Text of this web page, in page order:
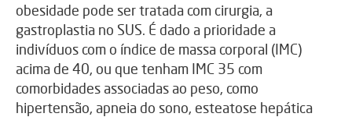
obesidade pode ser tratada com cirurgia, a
gastroplastia no SUS. É dado a prioridade a
indivíduos com o índice de massa corporal (IMC)
acima de 40, ou que tenham IMC 35 com
comorbidades associadas ao peso, como
hipertensão, apneia do sono, esteatose hepática